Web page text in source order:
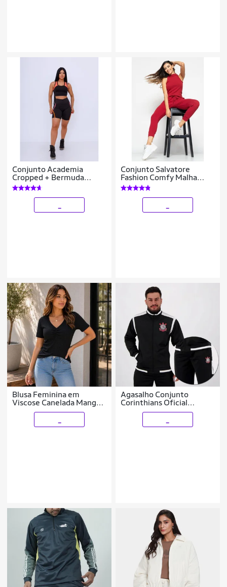
Conjunto Academia
Cropped + Bermuda
Legging Feminino
Conjunto Salvatore
Fashion Comfy Malha
Canelada Feminino
Blusa Feminina em
Viscose Canelada Manga
Curta Decote V com
Agasalho Conjunto
Corinthians Oficial
Masculino Timão SCCP
Escudo Bordado